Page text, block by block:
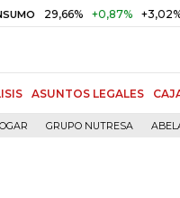
29,66% +0,87% +3,02%
ASUNTOS LEGALES
GRUPO NUTRESA